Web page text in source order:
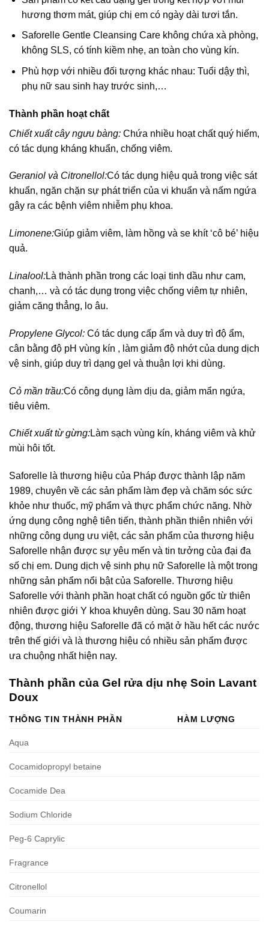
hương thơm mát, giúp chị em có ngày dài tươi tắn.
Saforelle Gentle Cleansing Care không chứa xà phòng,
không SLS, có tính kiềm nhẹ, an toàn cho vùng kín.
Phù hợp với nhiều đối tượng khác nhau: Tuổi dậy thì,
phụ nữ sau sinh hay trước sinh,…
Thành phần hoạt chất
Chiết xuất cây ngưu bàng: Chứa nhiều hoạt chất quý hiếm,
có tác dụng kháng khuẩn, chống viêm.
Geraniol và Citronellol:Có tác dụng hiệu quả trong việc sát
khuẩn, ngăn chặn sự phát triển của vi khuẩn và nấm ngứa
gây ra các bệnh viêm nhiễm phụ khoa.
Limonene:Giúp giảm viêm, làm hồng và se khít ‘cô bé’ hiệu
quả.
Linalool:Là thành phần trong các loại tinh dầu như cam,
chanh,… và có tác dụng trong việc chống viêm tự nhiên,
giảm căng thẳng, lo âu.
Propylene Glycol: Có tác dụng cấp ẩm và duy trì độ ẩm,
cân bằng độ pH vùng kín , làm giảm độ nhớt của dung dịch
vệ sinh, giúp duy trì dạng gel và thuận lợi khi dùng.
Cỏ mần trầu:Có công dụng làm dịu da, giảm mẩn ngứa,
tiêu viêm.
Chiết xuất từ gừng:Làm sạch vùng kín, kháng viêm và khử
mùi hôi tốt.
Saforelle là thương hiệu của Pháp được thành lập năm
1989, chuyên về các sản phẩm làm đẹp và chăm sóc sức
khỏe như thuốc, mỹ phẩm và thực phẩm chức năng. Nhờ
ứng dụng công nghệ tiên tiến, thành phần thiên nhiên với
những công dụng ưu việt, các sản phẩm của thương hiệu
Saforelle nhận được sự yêu mến và tin tưởng của đại đa
số chị em. Dung dịch vệ sinh phụ nữ Saforelle là một trong
những sản phẩm nổi bật của Saforelle. Thương hiệu
Saforelle với thành phần hoạt chất có nguồn gốc từ thiên
nhiên được giới Y khoa khuyên dùng. Sau 30 năm hoạt
động, thương hiệu Saforelle đã có mặt ở hầu hết các nước
trên thế giới và là thương hiệu có nhiều sản phẩm được
ưa chuộng nhất hiện nay.
Thành phần của Gel rửa dịu nhẹ Soin Lavant
Doux
THÔNG TIN THÀNH PHẦN HÀM LƯỢNG
Aqua
Cocamidopropyl betaine
Cocamide Dea
Sodium Chloride
Peg-6 Caprylic
Fragrance
Citronellol
Coumarin